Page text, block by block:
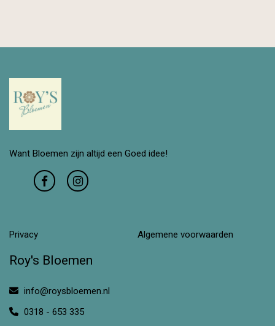
Want Bloemen zijn altijd een Goed idee!
Privacy Algemene voorwaarden
Roy's Bloemen
info@roysbloemen.nl
0318 - 653 335